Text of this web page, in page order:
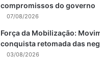
compromissos do governo
07/08/2026
Força da Mobilização:
conquista retomada das
03/08/2026